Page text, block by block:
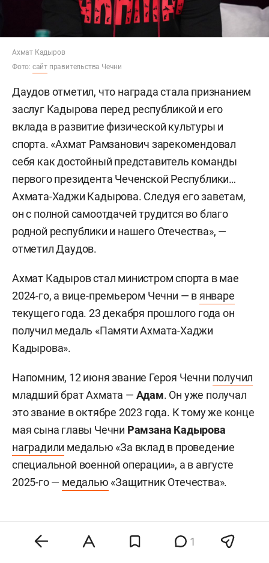
Ахмат Кадыров
Фото: сайт правительства Чечни
Даудов отметил, что награда стала признанием
заслуг Кадырова перед республикой и его
вклада в развитие физической культуры и
спорта. «Ахмат Рамзанович зарекомендовал
себя как достойный представитель команды
первого президента Чеченской Республики…
Ахмата-Хаджи Кадырова. Следуя его заветам,
он с полной самоотдачей трудится во благо
родной республики и нашего Отечества», —
отметил Даудов.
Ахмат Кадыров стал министром спорта в мае
2024-го, а вице-премьером Чечни — вянваре
текущего года. 23 декабря прошлого года он
получил медаль «Памяти Ахмата-Хаджи
Кадырова».
Напомним, 12 июня звание Героя Чечни получил
младший брат Ахмата — Адам. Он уже получал
это звание в октябре 2023 года. К тому же конце
мая сына главы Чечни Рамзана Кадырова
наградили медалью «За вклад в проведение
специальной военной операции», а в августе
2025-го — медалью «Защитник Отечества».
#
1